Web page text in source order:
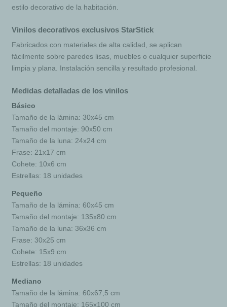
estilo decorativo de la habitación.
Vinilos decorativos exclusivos StarStick
Fabricados con materiales de alta calidad, se aplican
fácilmente sobre paredes lisas, muebles o cualquier superficie
limpia y plana. Instalación sencilla y resultado profesional.
Medidas detalladas de los vinilos
Básico
Tamaño de la lámina: 30x45 cm
Tamaño del montaje: 90x50 cm
Tamaño de la luna: 24x24 cm
Frase: 21x17 cm
Cohete: 10x6 cm
Estrellas: 18 unidades
Pequeño
Tamaño de la lámina: 60x45 cm
Tamaño del montaje: 135x80 cm
Tamaño de la luna: 36x36 cm
Frase: 30x25 cm
Cohete: 15x9 cm
Estrellas: 18 unidades
Mediano
Tamaño de la lámina: 60x67,5 cm
Tamaño del montaje: 165x100 cm